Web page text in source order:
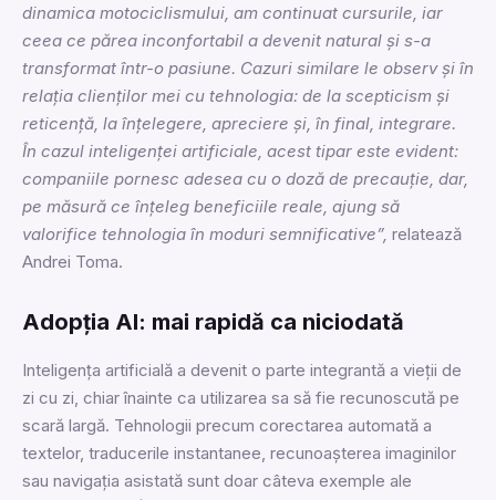
dinamica motociclismului, am continuat cursurile, iar
ceea ce părea inconfortabil a devenit natural și s-a
transformat într-o pasiune. Cazuri similare le observ și în
relația clienților mei cu tehnologia: de la scepticism și
reticență, la înțelegere, apreciere și, în final, integrare.
În cazul inteligenței artificiale, acest tipar este evident:
companiile pornesc adesea cu o doză de precauție, dar,
pe măsură ce înțeleg beneficiile reale, ajung să
valorifice tehnologia în moduri semnificative”, relatează
Andrei Toma.
Adopția AI: mai rapidă ca niciodată
Inteligența artificială a devenit o parte integrantă a vieții de
zi cu zi, chiar înainte ca utilizarea sa să fie recunoscută pe
scară largă. Tehnologii precum corectarea automată a
textelor, traducerile instantanee, recunoașterea imaginilor
sau navigația asistată sunt doar câteva exemple ale